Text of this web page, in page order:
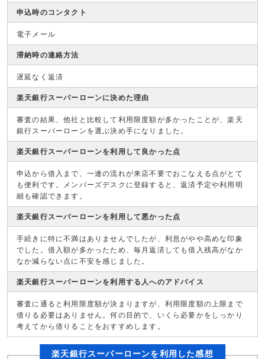
申込時のコンタクト
電子メール
滞納時の連絡方法
遅延なく返済
楽天銀行スーパーローンに決めた理由
審査の結果、他社と比較して利用限度額が多かったことが、楽天
銀行スーパーローンを選ぶ決め手になりました。
楽天銀行スーパーローンを利用して良かった点
申込から借入まで、一連の流れが来店不要でおこなえる点がとて
も便利です。メンバーズデスクに登録すると、返済予定や利用明
細も確認できます。
楽天銀行スーパーローンを利用して悪かった点
手続きに特に不満はありませんでしたが、利息がやや高めな印象
でした。借入額が多かったため、毎月返済しても借入残高がなか
なか減らない点に不安を感じました。
楽天銀行スーパーローンを利用する人へのアドバイス
審査に通ると利用限度額が決まりますが、利用限度額の上限まで
借りる必要はありません。何の目的で、いくら必要かをしっかり
考えてから借りることをおすすめします。
楽天銀行スーパーローンを利用した感想